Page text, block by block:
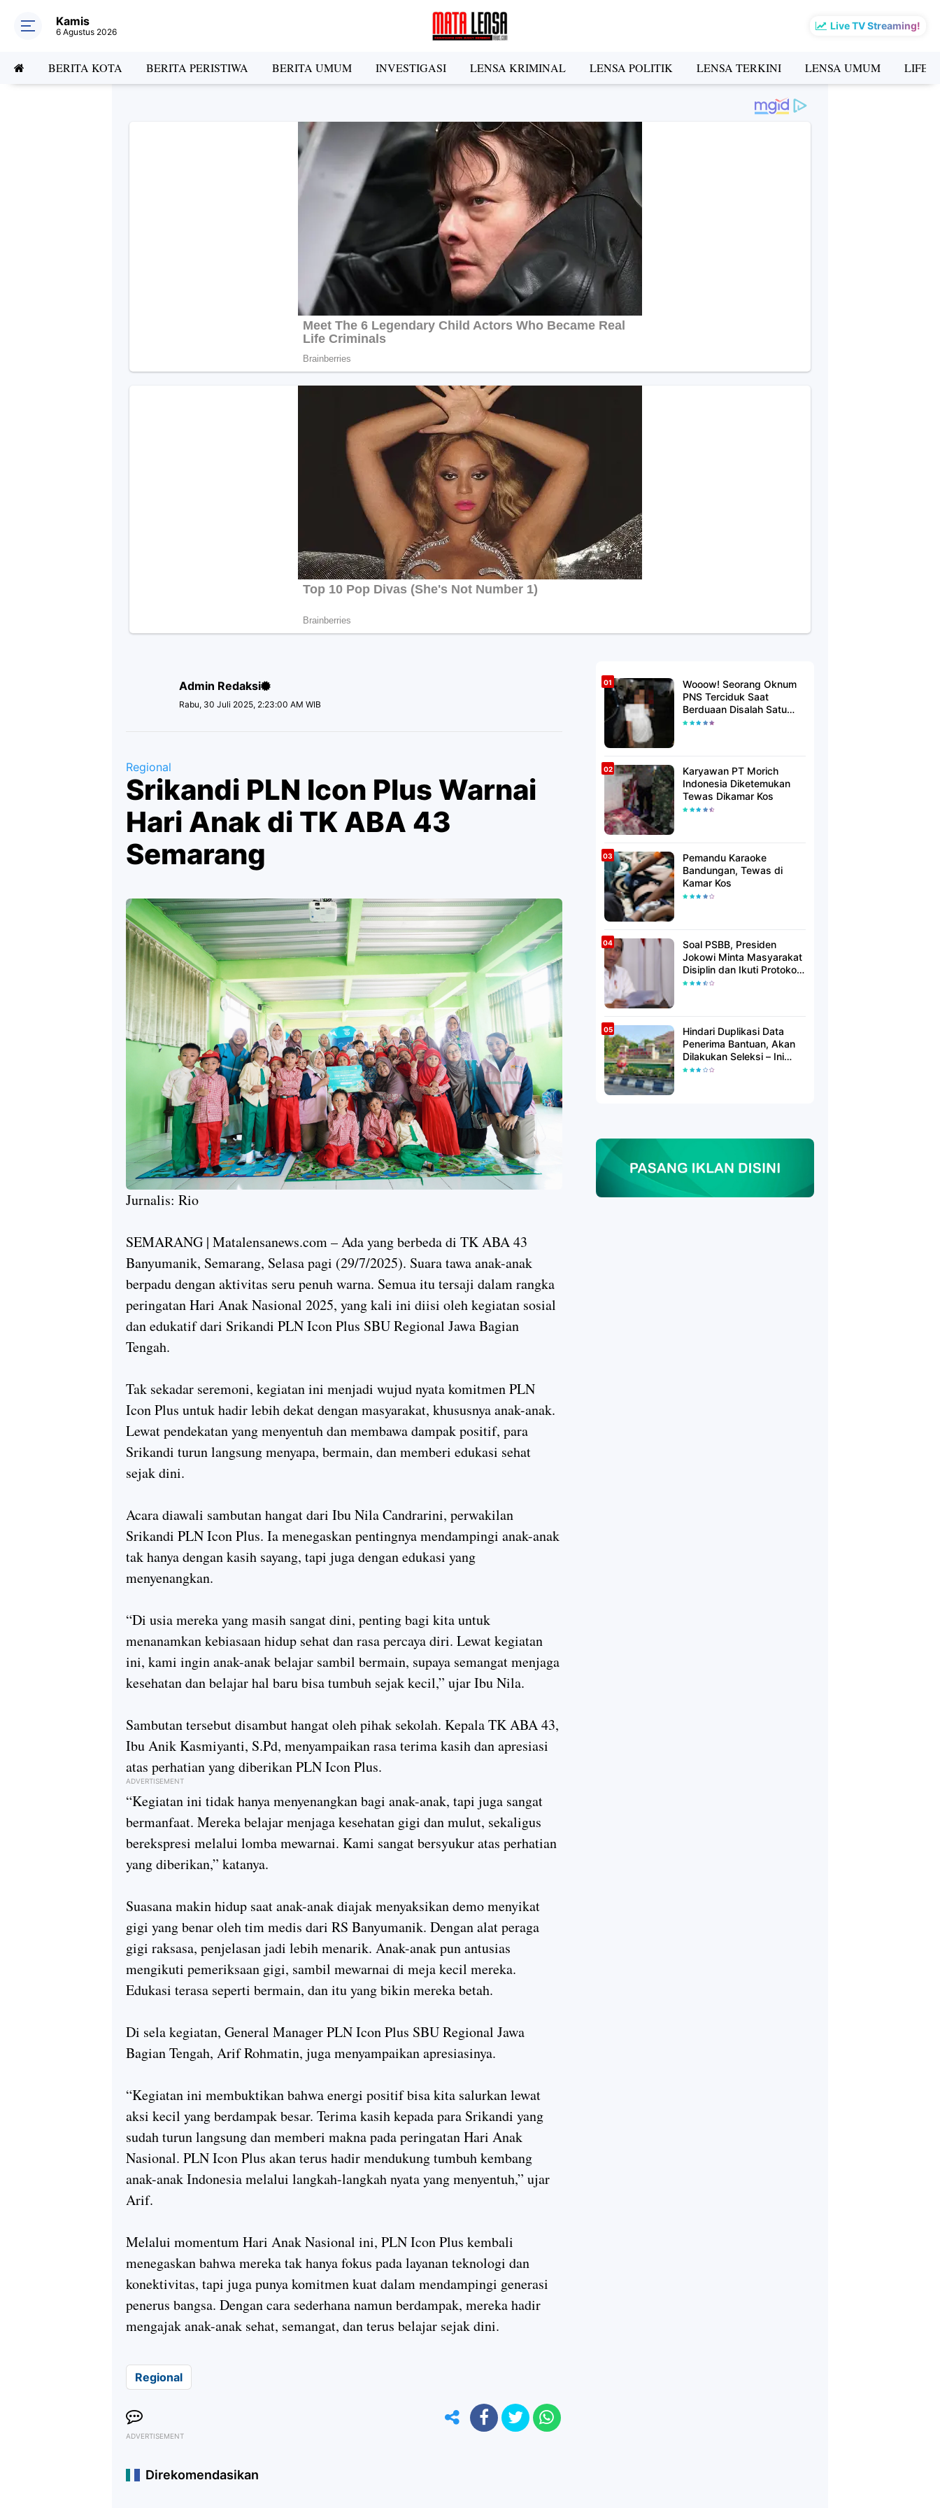
Live TV Streaming!
Kamis
6 Agustus 2026
BERITA KOTA BERITA PERISTIWA BERITA UMUM INVESTIGASI LENSA KRIMINAL LENSA POLITIK LENSA TERKINI LENSA UMUM
Admin Redaksi
Rabu, 30 Juli 2025, 2:23:00 AM WIB
Regional
Srikandi PLN Icon Plus Warnai
Hari Anak di TK ABA 43
Semarang
Jurnalis: Rio
SEMARANG | Matalensanews.com– Ada yang berbeda di TK ABA 43
Banyumanik, Semarang, Selasa pagi (29/7/2025). Suara tawa anak-anak
berpadu dengan aktivitas seru penuh warna. Semua itu tersaji dalam rangka
peringatanHari Anak Nasional 2025, yang kali ini diisi oleh kegiatan sosial
dan edukatif dari Srikandi PLN Icon Plus SBU Regional Jawa Bagian
Tengah.
Tak sekadar seremoni, kegiatan ini menjadi wujud nyata komitmen PLN
Icon Plus untuk hadir lebih dekat dengan masyarakat, khususnya anak-anak.
Lewat pendekatan yang menyentuh dan membawa dampak positif, para
Srikandi turun langsung menyapa, bermain, dan memberi edukasi sehat
sejak dini.
Acara diawali sambutan hangat dari Ibu Nila Candrarini, perwakilan
Srikandi PLN Icon Plus. Ia menegaskan pentingnya mendampingi anak-anak
tak hanya dengan kasih sayang, tapi juga dengan edukasi yang
menyenangkan.
“Di usia mereka yang masih sangat dini, penting bagi kita untuk
menanamkan kebiasaan hidup sehat dan rasa percaya diri. Lewat kegiatan
ini, kami ingin anak-anak belajar sambil bermain, supaya semangat menjaga
kesehatan dan belajar hal baru bisa tumbuh sejak kecil,” ujar Ibu Nila.
Sambutan tersebut disambut hangat oleh pihak sekolah. Kepala TK ABA 43,
Ibu Anik Kasmiyanti, S.Pd, menyampaikan rasa terima kasih dan apresiasi
atas perhatian yang diberikan PLN Icon Plus.
ADVERTISEMENT
“Kegiatan ini tidak hanya menyenangkan bagi anak-anak, tapi juga sangat
bermanfaat. Mereka belajar menjaga kesehatan gigi dan mulut, sekaligus
berekspresi melalui lomba mewarnai. Kami sangat bersyukur atas perhatian
yang diberikan,” katanya.
Suasana makin hidup saat anak-anak diajak menyaksikan demo menyikat
gigi yang benar oleh tim medis dari RS Banyumanik. Denganalat peraga
gigi raksasa, penjelasan jadi lebih menarik. Anak-anak pun antusias
mengikuti pemeriksaan gigi, sambil mewarnai di meja kecil mereka.
Edukasi terasa seperti bermain, dan itu yang bikin mereka betah.
Di sela kegiatan, General Manager PLN Icon Plus SBU Regional Jawa
Bagian Tengah, Arif Rohmatin, juga menyampaikan apresiasinya.
“Kegiatan ini membuktikan bahwa energi positif bisa kita salurkan lewat
aksi kecil yang berdampak besar. Terima kasih kepada para Srikandi yang
sudah turun langsung dan memberi makna pada peringatan Hari Anak
Nasional. PLN Icon Plus akan terus hadir mendukung tumbuh kembang
anak-anak Indonesia melalui langkah-langkah nyata yang menyentuh,” ujar
Arif.
Melalui momentum Hari Anak Nasional ini, PLN Icon Plus kembali
menegaskan bahwa mereka tak hanya fokus pada layanan teknologi dan
konektivitas, tapi juga punya komitmen kuat dalam mendampingi generasi
penerus bangsa. Dengan cara sederhana namun berdampak, mereka hadir
mengajak anak-anak sehat, semangat, dan terus belajar sejak dini.
Regional
ADVERTISEMENT
Direkomendasikan
Wooow! Seorang Oknum
PNS Terciduk Saat
Berduaan Disalah Satu
Kamar Hotel Salatiga
Karyawan PT Morich
Indonesia Diketemukan
Tewas Dikamar Kos
Pemandu Karaoke
Bandungan, Tewas di
Kamar Kos
Soal PSBB, Presiden
Jokowi Minta Masyarakat
Disiplin dan Ikuti Protokol
Kesehatan
Hindari Duplikasi Data
Penerima Bantuan, Akan
Dilakukan Seleksi – Ini
Penjelasanya